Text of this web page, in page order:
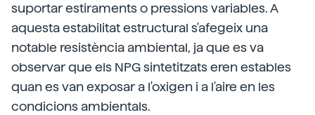
suportar estiraments o pressions variables. A
aquesta estabilitat estructural s'afegeix una
notable resistència ambiental, ja que es va
observar que els NPG sintetitzats eren estables
quan es van exposar a l'oxigen i a l'aire en les
condicions ambientals.